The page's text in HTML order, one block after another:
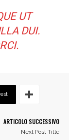
UT
DUI.
ARTICOLO SUCCESSIVO
Next Post Title